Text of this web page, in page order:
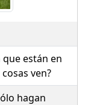
están en
ven?
hagan